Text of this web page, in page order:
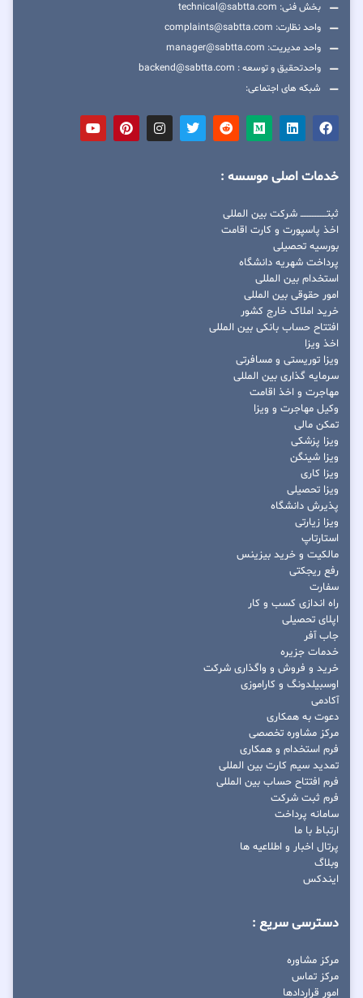
بخش فنی: technical@sabtta.com
واحد نظارت: complaints@sabtta.com
واحد مدیریت: manager@sabtta.com
واحدتحقیق و توسعه : backend@sabtta.com
شبکه های اجتماعی:
خدمات اصلی موسسه :
ثبتــــــــــــــــ شرکت بین المللی
اخذ پاسپورت و کارت اقامت
بورسیه تحصیلی
پرداخت شهریه دانشگاه
استخدام بین المللی
امور حقوقی بین المللی
خرید املاک خارج کشور
افتتاح حساب بانکی بین المللی
اخذ ویزا
ویزا توریستی و مسافرتی
سرمایه گذاری بین المللی
مهاجرت و اخذ اقامت
وکیل مهاجرت و ویزا
تمکن مالی
ویزا پزشکی
ویزا شینگن
ویزا کاری
ویزا تحصیلی
پذیرش دانشگاه
ویزا زیارتی
استارتاپ
مالکیت و خرید بیزینس
رفع ریجکتی
سفارت
راه اندازی کسب و کار
اپلای تحصیلی
جاب آفر
خدمات جزیره
خرید و فروش و واگذاری شرکت
اوسبیلدونگ و کاراموزی
آکادمی
دعوت به همکاری
مرکز مشاوره تخصصی
فرم استخدام و همکاری
تمدید سیم کارت بین المللی
فرم افتتاح حساب بین المللی
فرم ثبت شرکت
سامانه پرداخت
ارتباط با ما
پرتال اخبار و اطلاعیه ها
وبلاگ
ایندکس
دسترسی سریع :
مرکز مشاوره
مرکز تماس
امور قراردادها